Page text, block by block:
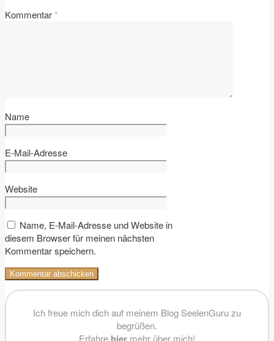
Kommentar*
Name
E-Mail-Adresse
Website
Name, E-Mail-Adresse und Website in
diesem Browser für meinen nächsten
Kommentar speichern.
Ich freue mich dich auf meinem Blog SeelenGuru zu
begrüßen.
Erfahre
mehr über mich!